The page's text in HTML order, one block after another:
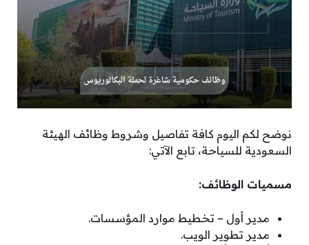
نوضح لكم اليوم كافة تفاصيل وشروط وظائف الهيئة
السعودية للسياحة، تابع الآتي:
مسميات الوظائف:
مدير أول – تخطيط موارد المؤسسات.
مدير تطوير الويب.